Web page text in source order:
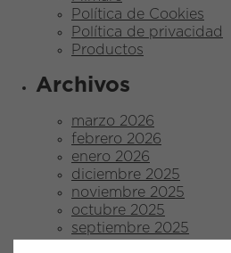
Política de Cookies
Política de privacidad
Productos
Archivos
marzo 2026
febrero 2026
enero 2026
diciembre 2025
noviembre 2025
octubre 2025
septiembre 2025